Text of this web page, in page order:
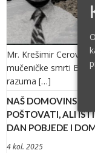
Mr. Krešimir Cerovac
mučeničke smrti Edith
razuma […]
NAŠ DOMOVINSKI
POŠTOVATI, ALI
DAN POBJEDE I
4 kol. 2025